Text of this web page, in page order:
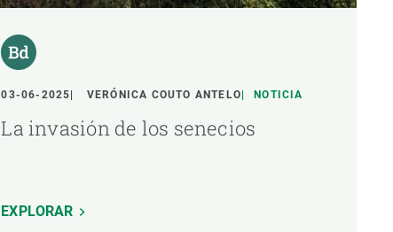
03-06-2025 VERÓNICA COUTO ANTELO NOTICIA
La invasión de los senecios
EXPLORAR